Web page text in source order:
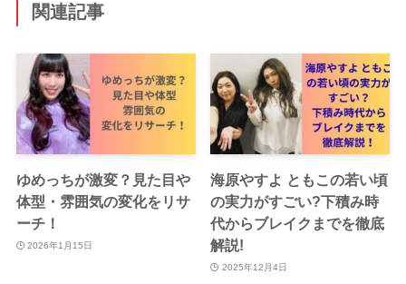
関連記事
ゆめっちが激変？見た目や
体型・雰囲気の変化をリサ
ーチ！
2026年1月15日
海原やすよ ともこの若い頃
の実力がすごい?下積み時
代からブレイクまでを徹底
解説!
2025年12月4日